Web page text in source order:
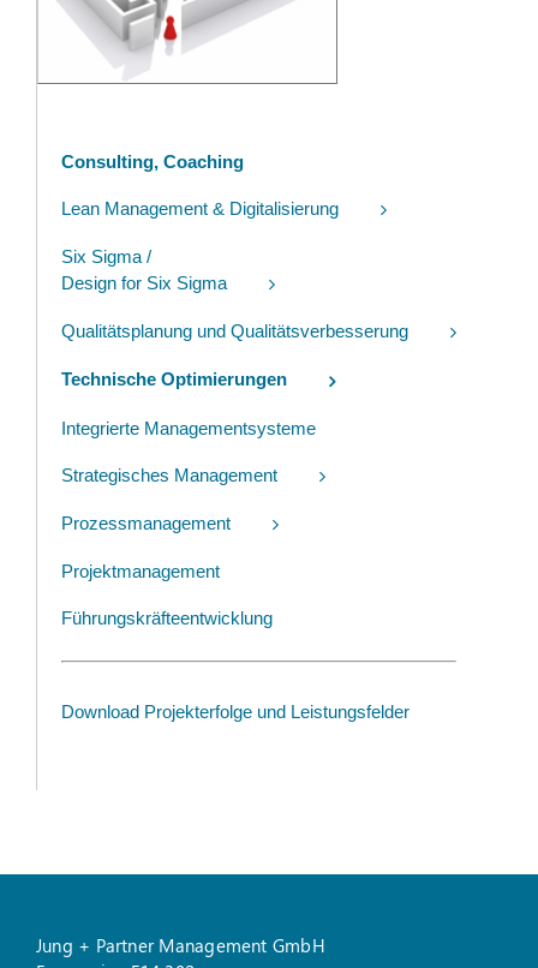
Consulting, Coaching
Lean Management & Digitalisierung
Six Sigma /
Design for Six Sigma
Qualitätsplanung und Qualitätsverbesserung
Technische Optimierungen
Integrierte Managementsysteme
Strategisches Management
Prozessmanagement
Projektmanagement
Führungskräfteentwicklung
Download Projekterfolge und Leistungsfelder
Jung + Partner Management GmbH